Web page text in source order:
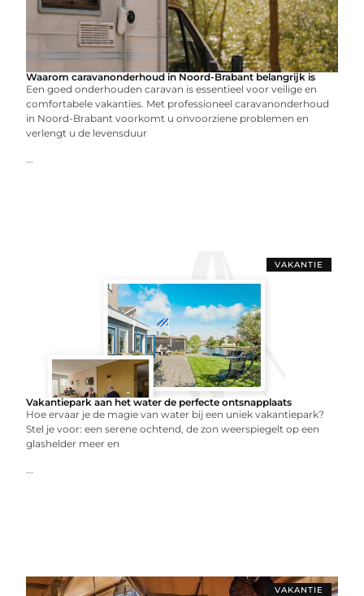
Waarom caravanonderhoud in Noord-Brabant belangrijk is
Een goed onderhouden caravan is essentieel voor veilige en
comfortabele vakanties. Met professioneel caravanonderhoud
in Noord-Brabant voorkomt u onvoorziene problemen en
verlengt u de levensduur
...
VAKANTIE
Vakantiepark aan het water de perfecte ontsnapplaats
Hoe ervaar je de magie van water bij een uniek vakantiepark?
Stel je voor: een serene ochtend, de zon weerspiegelt op een
glashelder meer en
...
VAKANTIE